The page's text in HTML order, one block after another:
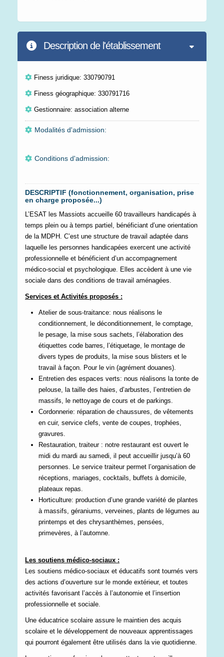
Description de l'établissement
Finess juridique: 330790791
Finess géographique: 330791716
Gestionnaire: association alterne
Modalités d'admission:
Conditions d'admission:
DESCRIPTIF (fonctionnement, organisation, prise
en charge proposée...)
L’ESAT les Massiots accueille 60 travailleurs handicapés à
temps plein ou à temps partiel, bénéficiant d’une orientation
de la MDPH. C’est une structure de travail adaptée dans
laquelle les personnes handicapées exercent une activité
professionnelle et bénéficient d’un accompagnement
médico-social et psychologique. Elles accèdent à une vie
sociale dans des conditions de travail aménagées.
Services et Activités proposés :
Atelier de sous-traitance: nous réalisons le
conditionnement, le déconditionnement, le comptage,
le pesage, la mise sous sachets, l’élaboration des
étiquettes code barres, l’étiquetage, le montage de
divers types de produits, la mise sous blisters et le
travail à façon. Pour le vin (agrément douanes).
Entretien des espaces verts: nous réalisons la tonte de
pelouse, la taille des haies, d’arbustes, l’entretien de
massifs, le nettoyage de cours et de parkings.
Cordonnerie: réparation de chaussures, de vêtements
en cuir, service clefs, vente de coupes, trophées,
gravures.
Restauration, traiteur : notre restaurant est ouvert le
midi du mardi au samedi, il peut accueillir jusqu’à 60
personnes. Le service traiteur permet l’organisation de
réceptions, mariages, cocktails, buffets à domicile,
plateaux repas.
Horticulture: production d’une grande variété de plantes
à massifs, géraniums, verveines, plants de légumes au
printemps et des chrysanthèmes, pensées,
primevères, à l’automne.
Les soutiens médico-sociaux :
Les soutiens médico-sociaux et éducatifs sont tournés vers
des actions d’ouverture sur le monde extérieur, et toutes
activités favorisant l’accès à l’autonomie et l’insertion
professionnelle et sociale.
Une éducatrice scolaire assure le maintien des acquis
scolaire et le développement de nouveaux apprentissages
qui pourront également être utilisés dans la vie quotidienne.